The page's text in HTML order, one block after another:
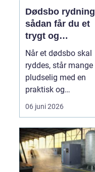
Dødsbo rydning
sådan får du et
trygt og
respektfuldt
forløb
Når et dødsbo skal
ryddes, står mange
pludselig med en
praktisk og
følelsesmæssig
opgave på én
gang....
06 juni 2026